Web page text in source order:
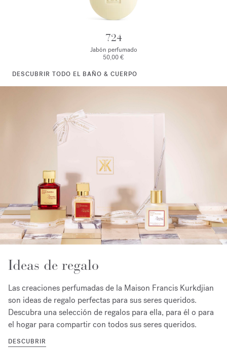
724
Jabón perfumado
50,00 €
DESCUBRIR TODO EL BAÑO & CUERPO
Ideas de regalo
Las creaciones perfumadas de la Maison Francis Kurkdjian
son ideas de regalo perfectas para sus seres queridos.
Descubra una selección de regalos para ella, para él o para
el hogar para compartir con todos sus seres queridos.
DESCUBRIR